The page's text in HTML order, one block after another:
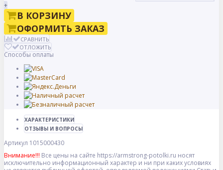
+
В КОРЗИНУ
ОФОРМИТЬ ЗАКАЗ
СРАВНИТЬ
ОТЛОЖИТЬ
Способы оплаты
ХАРАКТЕРИСТИКИ
ОТЗЫВЫ И ВОПРОСЫ
Артикул 1015000430
Внимание!!! Все цены на сайте https://armstrong-potolki.ru носят
исключительно информационный характер и ни при каких условиях